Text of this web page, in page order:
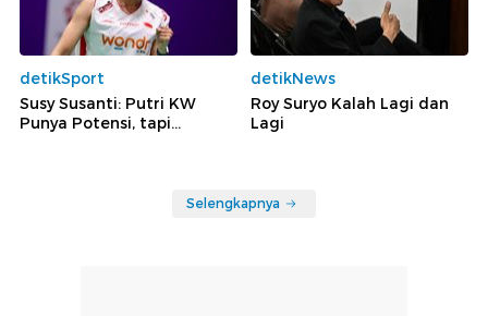
detikSport
Susy Susanti: Putri KW
Punya Potensi, tapi...
detikNews
Roy Suryo Kalah Lagi dan
Lagi
Selengkapnya